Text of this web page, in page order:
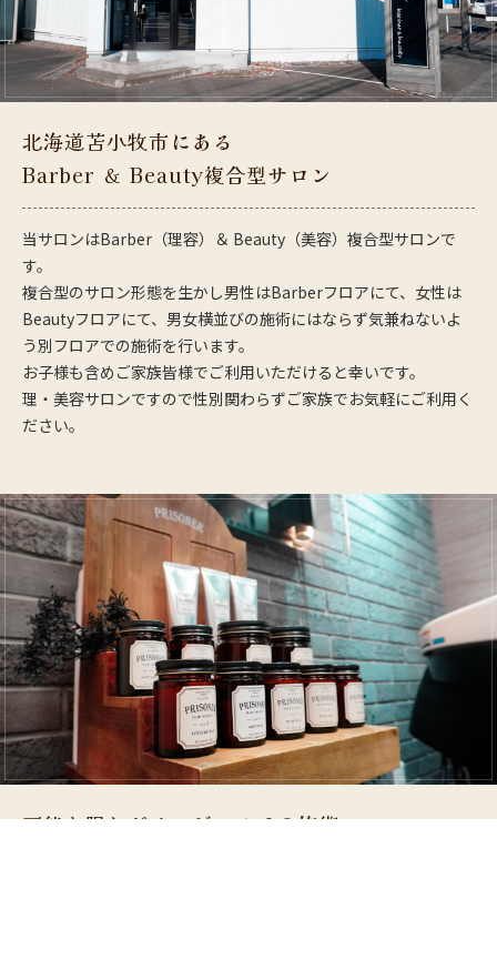
北海道苫小牧市にある
Barber ＆ Beauty複合型サロン
当サロンはBarber（理容）＆ Beauty（美容）複合型サロンで
す。
複合型のサロン形態を生かし男性はBarberフロアにて、女性は
Beautyフロアにて、男女横並びの施術にはならず気兼ねないよ
う別フロアでの施術を行います。
お子様も含めご家族皆様でご利用いただけると幸いです。
理・美容サロンですので性別関わらずご家族でお気軽にご利用く
ださい。
可能な限りダメージレスでの施術